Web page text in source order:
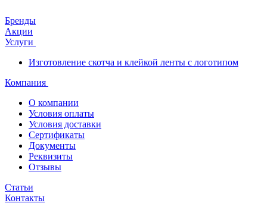
Бренды
Акции
Услуги
Изготовление скотча и клейкой ленты с логотипом
Компания
О компании
Условия оплаты
Условия доставки
Сертификаты
Документы
Реквизиты
Отзывы
Статьи
Контакты